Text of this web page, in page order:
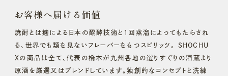
お客様へ届ける価値
焼酎とは麹による日本の醗酵技術と1回蒸溜によってもたらされ
る、世界でも類を見ないフレーバーをもつスピリッツ。 SHOCHU
Xの商品は全て、代表の橋本が九州各地の選りすぐりの酒蔵より
原酒を厳選又はブレンドしています。独創的なコンセプトと洗練